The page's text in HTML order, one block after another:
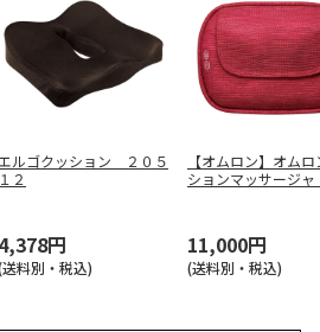
ルゴクッション ２０５
１２
4,378円
料別・税込)
【オムロン】オム
ションマッサージャ
11,000円
(送料別・税込)